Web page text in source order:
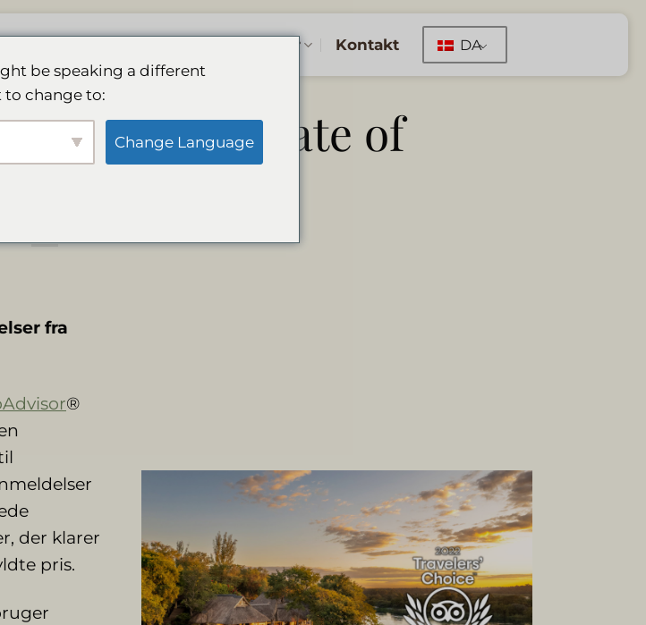
Bookinger Kontakt DA
certificate of
9 år i træk
fra
®
der klarer
pris.
be speaking a different
to change to:
Change Language